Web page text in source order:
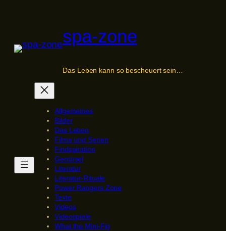
spa-zone
Das Leben kann so bescheuert sein…
Allgemeines
Bilder
Das Leben
Filme und Serien
Findspiration
Genürsel
Literatur
Literatur-Rituale
Power Rangers Zone
Texte
Videos
Videospiele
What the Mini-Fig